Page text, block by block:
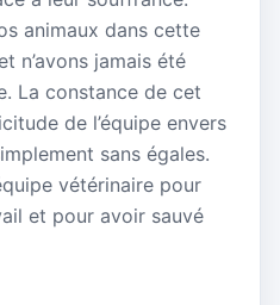
animaux dans cette
n’avons jamais été
La constance de cet
de l’équipe envers
sans égales.
vétérinaire pour
et pour avoir sauvé